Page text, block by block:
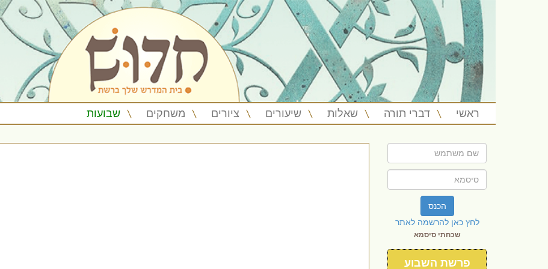
ראשי דברי תורה שאלות שיעורים ציורים משחקים שבועות
הכנס
לחץ כאן להרשמה לאתר
שכחתי סיסמא
פרשת השבוע